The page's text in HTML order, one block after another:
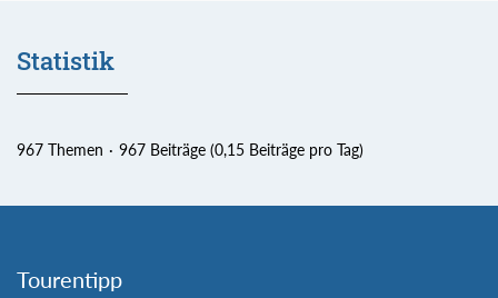
Statistik
967 Themen 967 Beiträge (0,15 Beiträge pro Tag)
Tourentipp